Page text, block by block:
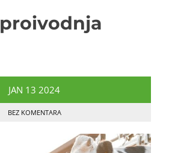
proivodnja
JAN 13 2024
BEZ KOMENTARA